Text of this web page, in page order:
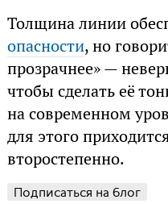
Толщина линии
опасности, но
прозрачнее» —
чтобы сделать её
на современном
для этого
второстепенно.
Подписаться на блог